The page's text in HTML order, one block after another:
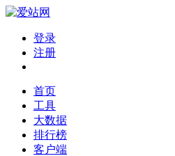
登录
注册
首页
工具
大数据
排行榜
客户端